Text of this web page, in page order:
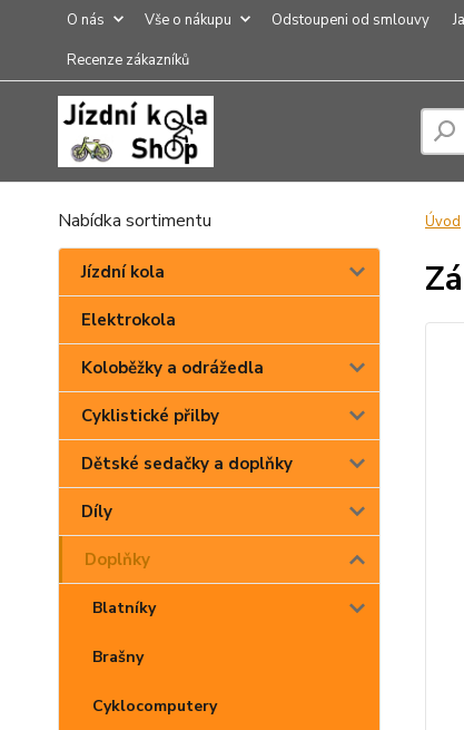
O nás Vše o nákupu Odstoupeni od smlouvy
Recenze zákazníků
Nabídka sortimentu
Jízdní kola
Elektrokola
Koloběžky a odrážedla
Cyklistické přilby
Dětské sedačky a doplňky
Díly
Doplňky
Blatníky
Brašny
Cyklocomputery
Úvod